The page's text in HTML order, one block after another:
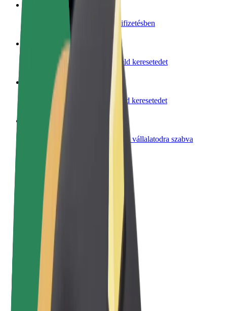
Legyél futár és részesülj heti kifizetésben
Étterem vagy üzlet hozzáadása
Érj el több felhasználót és növeld keresetedet
Regisztrálj flottatulajdonosként
Légy Bolt flottapartner és növeld keresetedet
Bolt for Business
Bolt termékek és szolgáltatások a vállalatodra szabva
Felhasználási feltételek
Adatvédelem
Sütik
© 2026 Bolt Technology OÜ
Termékek
Utazás